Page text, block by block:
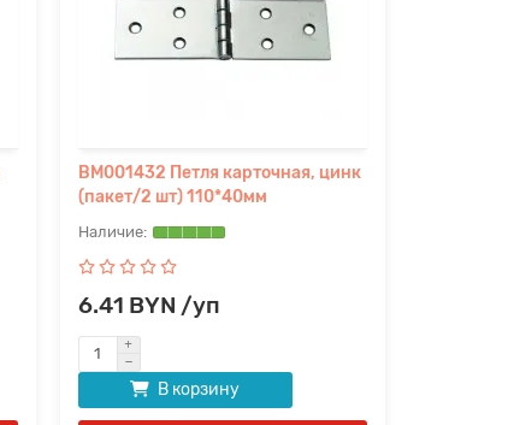
BM001432 Петля карточная, цинк
(пакет/2 шт) 110*40мм
6.41 BYN /уп
В корзину